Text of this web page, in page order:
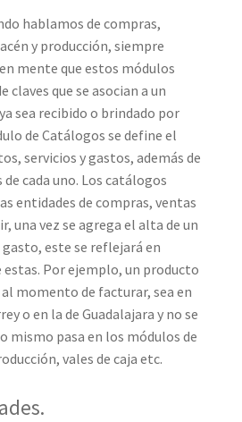
hablamos de compras,
y producción, siempre
mente que estos módulos
que se asocian a un
sea recibido o brindado por
de Catálogos se define el
servicios y gastos, además de
de cada uno. Los catálogos
entidades de compras, ventas
una vez se agrega el alta de un
este se reflejará en
estas. Por ejemplo, un producto
momento de facturar, sea en
o en la de Guadalajara y no se
mismo pasa en los módulos de
vales de caja etc.